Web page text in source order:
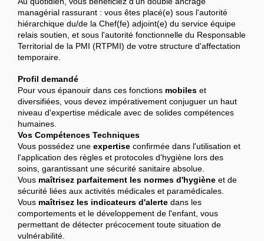
managérial rassurant : vous êtes placé(e) sous l'autorité
hiérarchique du/de la Chef(fe) adjoint(e) du service équipe
relais soutien, et sous l'autorité fonctionnelle du Responsable
Territorial de la PMI (RTPMI) de votre structure d'affectation
temporaire.
Profil demandé
Pour vous épanouir dans ces fonctions mobiles et
diversifiées, vous devez impérativement conjuguer un haut
niveau d'expertise médicale avec de solides compétences
humaines.
Vos Compétences Techniques
Vous possédez une expertise confirmée dans l'utilisation et
l'application des règles et protocoles d'hygiène lors des
soins, garantissant une sécurité sanitaire absolue.
Vous maîtrisez parfaitement les normes d'hygiène et de
sécurité liées aux activités médicales et paramédicales.
Vous maîtrisez les indicateurs d'alerte dans les
comportements et le développement de l'enfant, vous
permettant de détecter précocement toute situation de
vulnérabilité.